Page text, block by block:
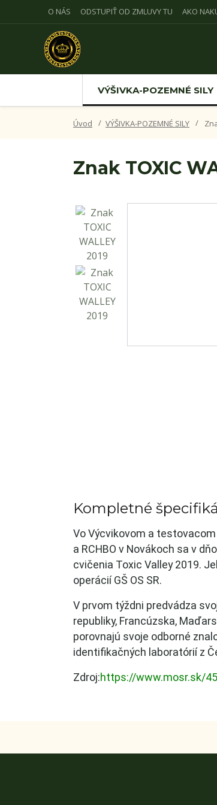
O NÁS ODSTUPIŤ OD ZMLUVY TU AKO
VÝŠIVKA-POZEMNÉ SILY
Úvod VÝŠIVKA-POZEMNÉ SILY
Znak TOXIC
Kompletné
Vo Výcvikovom a
a RCHBO v Novákoch sa v
cvičenia Toxic Valley 2019.
operácií GŠ OS SR.
V prvom týždni predvádza
republiky, Francúzska,
porovnajú svoje odborné
identifikačných laboratórií z
Zdroj:https://www.mosr.sk/